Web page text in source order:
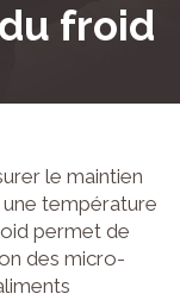
froid
le maintien
température
permet de
des micro-